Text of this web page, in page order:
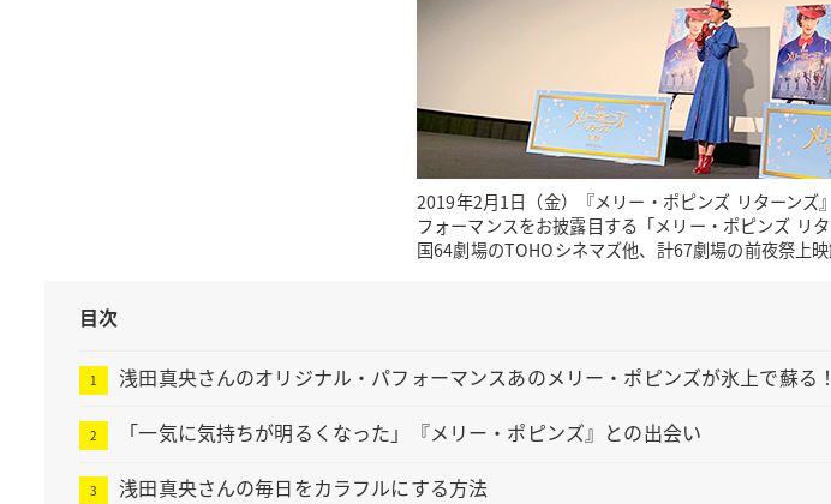
2019年2月1日（金）『メリー・ポピンズ リターンズ
フォーマンスをお披露目する「メリー・ポピンズ リ
国64劇場のTOHOシネマズ他、計67劇場の前夜祭上
目次
浅田真央さんのオリジナル・パフォーマンスあのメリー・ポピンズが氷上で蘇る！
「一気に気持ちが明るくなった」『メリー・ポピンズ』との出会い
浅田真央さんの毎日をカラフルにする方法